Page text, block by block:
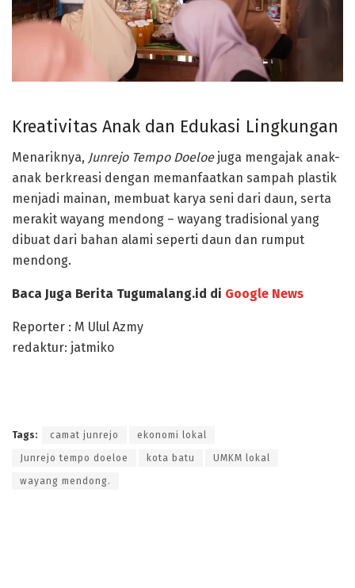
Kreativitas Anak dan Edukasi Lingkungan
Menariknya, Junrejo Tempo Doeloejuga mengajak anak-
anak berkreasi dengan memanfaatkan sampah plastik
menjadi mainan, membuat karya seni dari daun, serta
merakit wayang mendong – wayang tradisional yang
dibuat dari bahan alami seperti daun dan rumput
mendong.
Baca Juga Berita Tugumalang.id di Google News
Reporter : M Ulul Azmy
redaktur: jatmiko
Tags: camat junrejo ekonomi lokal
Junrejo tempo doeloe kota batu UMKM lokal
wayang mendong.